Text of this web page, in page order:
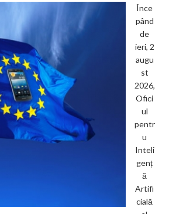
Înce
pând
de
ieri, 2
augu
st
2026,
Ofici
ul
pentr
u
Inteli
genț
ă
Artifi
cială